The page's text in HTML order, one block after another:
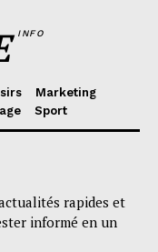
INFO
Marketing
Sport
rapides et
informé en un